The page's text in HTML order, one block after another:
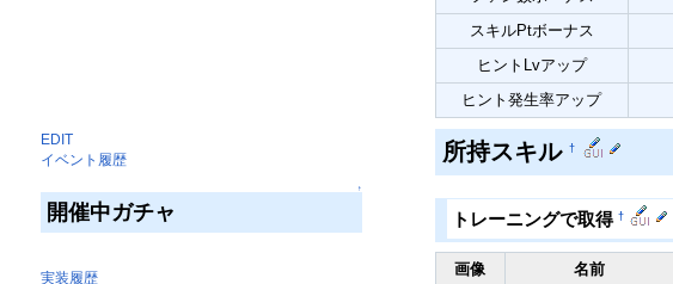
EDIT
イベント履歴
↑
開催中ガチャ
実装履歴
スキルPtボーナス
ヒントLvアップ
ヒント発生率アップ
所持スキル †
トレーニングで取得†
画像 名前